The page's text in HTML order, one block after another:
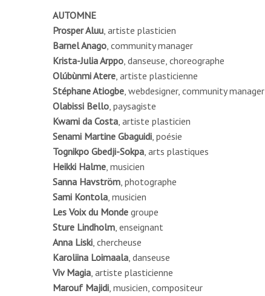
AUTOMNE
Prosper Aluu, artiste plasticien
Barnel Anago, community manager
Krista-Julia Arppo, danseuse, choreographe
Olúbùnmi Atere, artiste plasticienne
Stéphane Atiogbe, webdesigner, community manager
Olabissi Bello, paysagiste
Kwami da Costa, artiste plasticien
Senami Martine Gbaguidi, poésie
Tognikpo Gbedji-Sokpa, arts plastiques
Heikki Halme, musicien
Sanna Havström, photographe
Sami Kontola, musicien
Les Voix du Monde groupe
Sture Lindholm, enseignant
Anna Liski, chercheuse
Karoliina Loimaala, danseuse
Viv Magia, artiste plasticienne
Marouf Majidi, musicien, compositeur